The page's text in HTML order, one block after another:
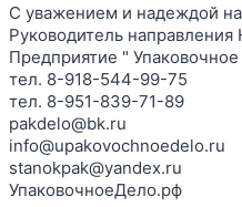
С уважением и надеждой на
Руководитель
Предприятие "
тел. 8-918-544-99-75
тел. 8-951-839-71-89
pakdelo@bk.ru
info@upakovochnoedelo.ru
stanokpak@yandex.ru
УпаковочноеДело.рф